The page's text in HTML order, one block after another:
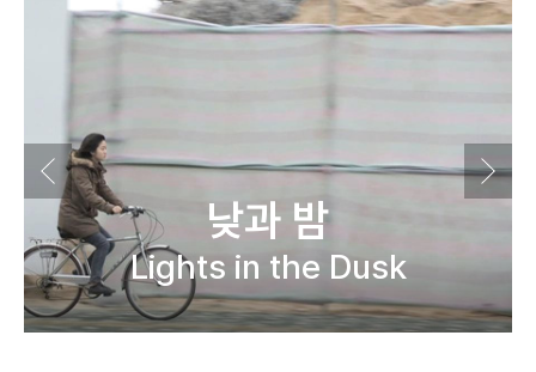
낮과 밤
Lights in the Dusk